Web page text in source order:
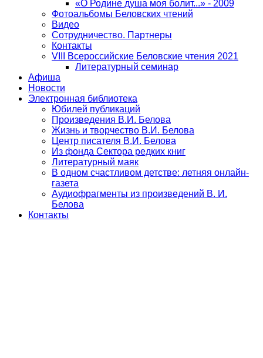
«О Родине душа моя болит...» - 2009
Фотоальбомы Беловских чтений
Видео
Сотрудничество. Партнеры
Контакты
VIII Всероссийские Беловские чтения 2021
Литературный семинар
Афиша
Новости
Электронная библиотека
Юбилей публикаций
Произведения В.И. Белова
Жизнь и творчество В.И. Белова
Центр писателя В.И. Белова
Из фонда Сектора редких книг
Литературный маяк
В одном счастливом детстве: летняя онлайн-
газета
Аудиофрагменты из произведений В. И.
Белова
Контакты